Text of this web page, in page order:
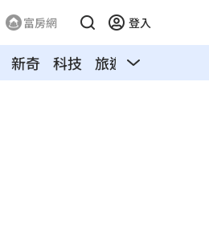
富房網 登入
新奇 科技 旅遊 汽車